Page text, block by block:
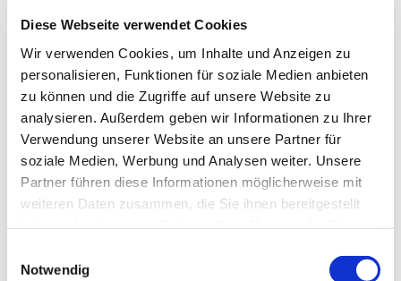
Diese Webseite verwendet Cookies
Wir verwenden Cookies, um Inhalte und Anzeigen zu
personalisieren, Funktionen für soziale Medien anbieten
zu können und die Zugriffe auf unsere Website zu
analysieren. Außerdem geben wir Informationen zu Ihrer
Verwendung unserer Website an unsere Partner für
soziale Medien, Werbung und Analysen weiter. Unsere
Partner führen diese Informationen möglicherweise mit
weiteren Daten zusammen, die Sie ihnen bereitgestellt
Notwendig